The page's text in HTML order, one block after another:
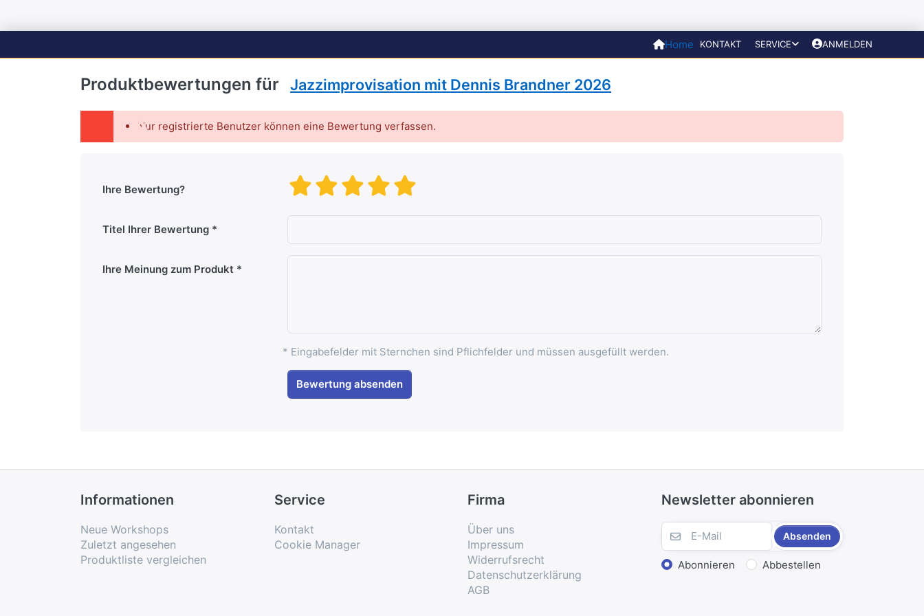
Home KONTAKT SERVICE ANMELDEN
Produktbewertungen für Jazzimprovisation mit Dennis Brandner 2026
Nur registrierte Benutzer können eine Bewertung verfassen.
Ihre Bewertung?
Titel Ihrer Bewertung
Ihre Meinung zum Produkt
* Eingabefelder mit Sternchen sind Pflichfelder und müssen ausgefüllt werden.
Bewertung absenden
Informationen
Neue Workshops
Zuletzt angesehen
Produktliste vergleichen
Service
Kontakt
Cookie Manager
Firma
Über uns
Impressum
Widerrufsrecht
Datenschutzerklärung
AGB
Newsletter abonnieren
Absenden
Abonnieren Abbestellen